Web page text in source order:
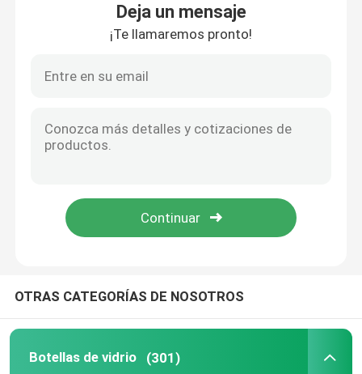
Deja un mensaje
¡Te llamaremos pronto!
OTRAS CATEGORÍAS DE NOSOTROS
Botellas de vidrio (301)